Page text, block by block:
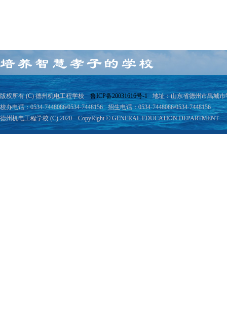
版权所有 (C) 德州机电工程学校鲁ICP备20031616号-1
地址：山东省德州市禹城
校办电话：0534-7448086/0534-7448156
招生电话：0534-7448086/0534-7448156
德州机电工程学校 (C) 2020 CopyRight © GENERAL EDUCATION DEPARTMENT